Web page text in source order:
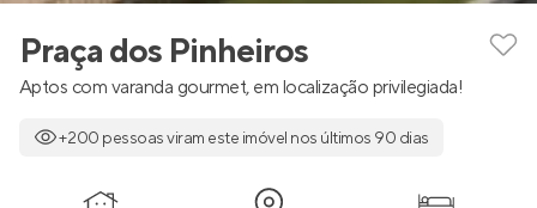
Praça dos Pinheiros
Aptos com varanda gourmet, em localização privilegiada!
+200 pessoas viram este imóvel nos últimos 90 dias